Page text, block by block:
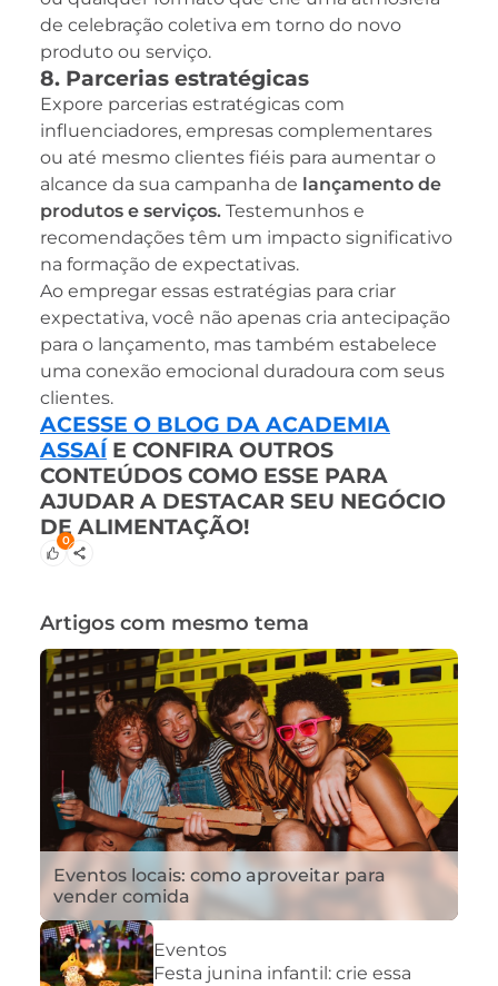
de celebração coletiva em torno do novo
produto ou serviço.
8. Parcerias estratégicas
Expore parcerias estratégicas com
influenciadores, empresas complementares
ou até mesmo clientes fiéis para aumentar o
alcance da sua campanha de lançamento de
produtos e serviços. Testemunhos e
recomendações têm um impacto significativo
na formação de expectativas.
Ao empregar essas estratégias para criar
expectativa, você não apenas cria antecipação
para o lançamento, mas também estabelece
uma conexão emocional duradoura com seus
clientes.
ACESSE O BLOG DA ACADEMIA
ASSAÍ E CONFIRA OUTROS
CONTEÚDOS COMO ESSE PARA
AJUDAR A DESTACAR SEU NEGÓCIO
DE ALIMENTAÇÃO!
0
Artigos com mesmo tema
Eventos locais: como aproveitar para
vender comida
Eventos
Festa junina infantil: crie essa